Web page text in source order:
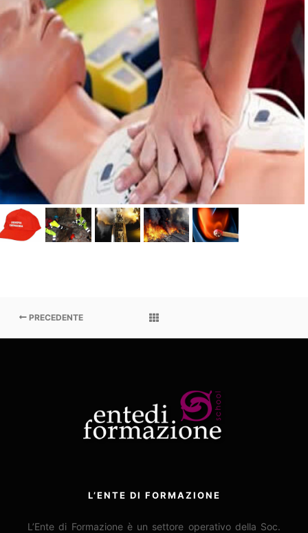
PRECEDENTE
L’ENTE DI FORMAZIONE
L’Ente di Formazione è un settore operativo della Soc.